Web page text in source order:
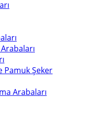
Pamuk Şeker
Arabaları